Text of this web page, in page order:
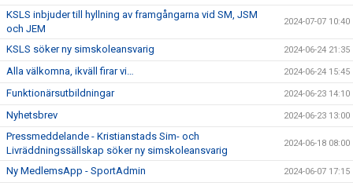
KSLS inbjuder till hyllning av framgångarna vid SM, JSM
och JEM
2024-07-07 10:40
KSLS söker ny simskoleansvarig 2024-06-24 21:35
Alla välkomna, ikväll firar vi… 2024-06-24 15:45
Funktionärsutbildningar 2024-06-23 14:10
Nyhetsbrev 2024-06-23 13:00
Pressmeddelande - Kristianstads Sim- och
Livräddningssällskap söker ny simskoleansvarig
2024-06-18 08:00
Ny MedlemsApp - SportAdmin 2024-06-07 17:15